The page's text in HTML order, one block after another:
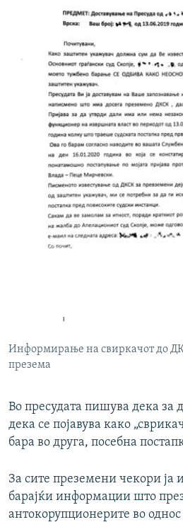
Информирање на свиркачот до
презема
Во пресудата пишува дека за
дека се појавува како
бара во друга, посебна
За сите преземени чекори
барајќи информации што
антокорупционерите во однос